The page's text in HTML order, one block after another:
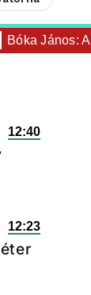
János: A
12:40
12:23